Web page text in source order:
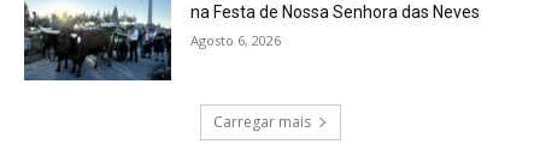
na Festa de Nossa Senhora das Neves
Agosto 6, 2026
Carregar mais